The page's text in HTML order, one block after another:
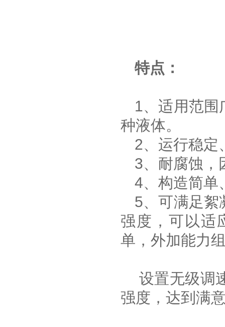
特点：
1、适用范围
种液体。
2、运行稳
3、耐腐蚀，
4、构造简单
5、可满足絮
强度，可以适
单，外加能力
设置无级调
强度，达到满